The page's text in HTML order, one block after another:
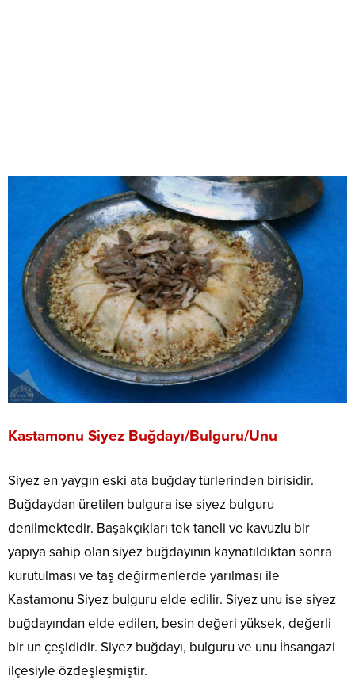
Kastamonu Siyez Buğdayı/Bulguru/Unu
Siyez en yaygın eski ata buğday türlerinden birisidir.
Buğdaydan üretilen bulgura ise siyez bulguru
denilmektedir. Başakçıkları tek taneli ve kavuzlu bir
yapıya sahip olan siyez buğdayının kaynatıldıktan sonra
kurutulması ve taş değirmenlerde yarılması ile
Kastamonu Siyez bulguru elde edilir. Siyez unu ise siyez
buğdayından elde edilen, besin değeri yüksek, değerli
bir un çeşididir. Siyez buğdayı, bulguru ve unu İhsangazi
ilçesiyle özdeşleşmiştir.